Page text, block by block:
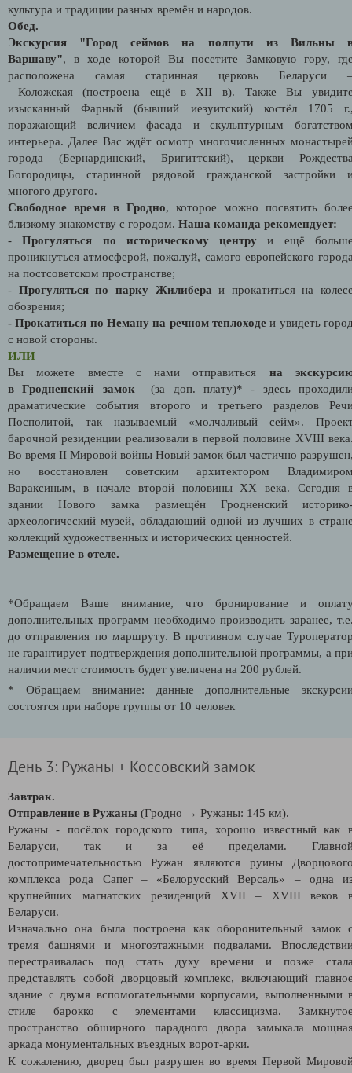
культура и традиции разных времён и народов.
Обед.
Экскурсия "Город сеймов на полпути из Вильны
Варшаву", в ходе которой Вы посетите Замковую гору,
расположена самая старинная церковь Беларуси
Коложская (построена ещё в XII в). Также Вы
изысканный Фарный (бывший иезуитский) костёл 1705
поражающий величием фасада и скульптурным
интерьера. Далее Вас ждёт осмотр многочисленных
города (Бернардинский, Бригиттский), церкви
Богородицы, старинной рядовой гражданской застройки
многого другого.
Свободное время в Гродно, которое можно посвятить
близкому знакомству с городом. Наша команда рекомендует:
-Прогуляться по историческому центру и ещё
проникнуться атмосферой, пожалуй, самого европейского
на постсоветском пространстве;
- Прогуляться по парку Жилибера и прокатиться на
обозрения;
- Прокатиться по Неману на речном теплоходе и увидеть
с новой стороны.
ИЛИ
Вы можете вместе с нами отправиться на
в Гродненский замок
(за доп. плату)* - здесь
драматические события второго и третьего разделов
Посполитой, так называемый «молчаливый сейм».
барочной резиденции реализовали в первой половине XVIII
Во время II Мировой войны Новый замок был частично
но восстановлен советским архитектором
Вараксиным, в начале второй половины XX века. Сегодня
здании Нового замка размещён Гродненский
археологический музей, обладающий одной из лучших в
коллекций художественных и исторических ценностей.
Размещение в отеле.
*Обращаем Ваше внимание, что бронирование и
дополнительных программ необходимо производить заранее,
до отправления по маршруту. В противном случае
не гарантирует подтверждения дополнительной программы, а
наличии мест стоимость будет увеличена на 200 рублей.
* Обращаем внимание: данные дополнительные
состоятся при наборе группы от 10 человек
День 3: Ружаны + Коссовский замок
Завтрак.
Отправление в Ружаны (Гродно → Ружаны: 145 км).
Ружаны - посёлок городского типа, хорошо известный как
Беларуси, так и за её пределами.
достопримечательностью Ружан являются руины
комплекса рода Сапег – «Белорусский Версаль» – одна
крупнейших магнатских резиденций XVII – XVIII веков
Беларуси.
Изначально она была построена как оборонительный замок
тремя башнями и многоэтажными подвалами.
перестраивалась под стать духу времени и позже
представлять собой дворцовый комплекс, включающий
здание с двумя вспомогательными корпусами, выполненными
стиле барокко с элементами классицизма.
пространство обширного парадного двора замыкала
аркада монументальных въездных ворот-арки.
К сожалению, дворец был разрушен во время Первой